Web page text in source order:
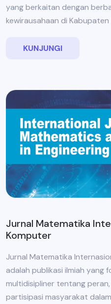
yang berkaitan dengan
kewirausahaan di Kabupaten
KUNJUNGI
Jurnal Matematika
Komputer
Jurnal Matematika
adalah publikasi ilmiah yang
multidisipliner tentang
partisipasi masyarakat